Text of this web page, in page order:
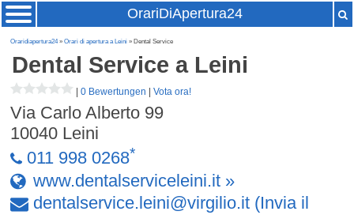
OrariDiApertura24
Oraridiapertura24»Orari di apertura a Leini » Dental Service
Dental Service a Leini
|0 Bewertungen |Vota ora!
Via Carlo Alberto 99
10040 Leini
011 998 0268*
www.dentalserviceleini.it »
dentalservice. leini@virgilio.it (Invia il